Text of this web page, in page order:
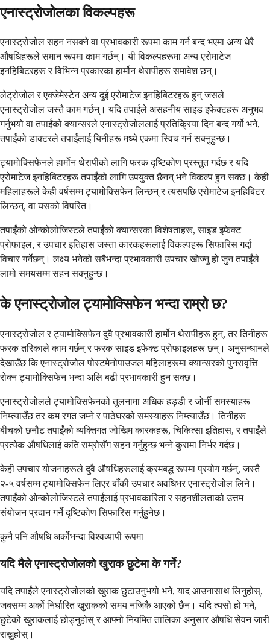
एनास्ट्रोजोलका विकल्पहरू
एनास्ट्रोजोल सहन नसक्ने वा प्रभावकारी रूपमा काम गर्न बन्द भएमा अन्य धेरै
औषधिहरूले समान रूपमा काम गर्छन्। यी विकल्पहरूमा अन्य एरोमाटेज
इनहिबिटरहरू र विभिन्न प्रकारका हार्मोन थेरापीहरू समावेश छन्।
लेट्रोजोल र एक्जेमेस्टेन अन्य दुई एरोमाटेज इनहिबिटरहरू हुन् जसले
एनास्ट्रोजोल जस्तै काम गर्छन्। यदि तपाईंले असहनीय साइड इफेक्टहरू अनुभव
गर्नुभयो वा तपाईंको क्यान्सरले एनास्ट्रोजोललाई प्रतिक्रिया दिन बन्द गर्यो भने,
तपाईंको डाक्टरले तपाईंलाई यिनीहरू मध्ये एकमा स्विच गर्न सक्नुहुन्छ।
ट्यामोक्सिफेनले हार्मोन थेरापीको लागि फरक दृष्टिकोण प्रस्तुत गर्दछ र यदि
एरोमाटेज इनहिबिटरहरू तपाईंको लागि उपयुक्त छैनन् भने विकल्प हुन सक्छ। केही
महिलाहरूले केही वर्षसम्म ट्यामोक्सिफेन लिन्छन् र त्यसपछि एरोमाटेज इनहिबिटर
लिन्छन्, वा यसको विपरित।
तपाईंको ओन्कोलोजिस्टले तपाईंको क्यान्सरका विशेषताहरू, साइड इफेक्ट
प्रोफाइल, र उपचार इतिहास जस्ता कारकहरूलाई विकल्पहरू सिफारिस गर्दा
विचार गर्नेछन्। लक्ष्य भनेको सबैभन्दा प्रभावकारी उपचार खोज्नु हो जुन तपाईंले
लामो समयसम्म सहन सक्नुहुन्छ।
के एनास्ट्रोजोल ट्यामोक्सिफेन भन्दा राम्रो छ?
एनास्ट्रोजोल र ट्यामोक्सिफेन दुवै प्रभावकारी हार्मोन थेरापीहरू हुन्, तर तिनीहरू
फरक तरिकाले काम गर्छन् र फरक साइड इफेक्ट प्रोफाइलहरू छन्। अनुसन्धानले
देखाउँछ कि एनास्ट्रोजोल पोस्टमेनोपाउजल महिलाहरूमा क्यान्सरको पुनरावृत्ति
रोक्न ट्यामोक्सिफेन भन्दा अलि बढी प्रभावकारी हुन सक्छ।
एनास्ट्रोजोलले ट्यामोक्सिफेनको तुलनामा अधिक हड्डी र जोर्नी समस्याहरू
निम्त्याउँछ तर कम रगत जम्ने र पाठेघरको समस्याहरू निम्त्याउँछ। तिनीहरू
बीचको छनौट तपाईंको व्यक्तिगत जोखिम कारकहरू, चिकित्सा इतिहास, र तपाईंले
प्रत्येक औषधिलाई कति राम्रोसँग सहन गर्नुहुन्छ भन्ने कुरामा निर्भर गर्दछ।
केही उपचार योजनाहरूले दुवै औषधिहरूलाई क्रमबद्ध रूपमा प्रयोग गर्छन्, जस्तै
२-५ वर्षसम्म ट्यामोक्सिफेन लिएर बाँकी उपचार अवधिभर एनास्ट्रोजोल लिने।
तपाईंको ओन्कोलोजिस्टले तपाईंलाई प्रभावकारिता र सहनशीलताको उत्तम
संयोजन प्रदान गर्ने दृष्टिकोण सिफारिस गर्नुहुनेछ।
कुनै पनि औषधि अर्कोभन्दा विश्वव्यापी रूपमा
यदि मैले एनास्ट्रोजोलको खुराक छुटेमा के गर्ने?
यदि तपाईंले एनास्ट्रोजोलको खुराक छुटाउनुभयो भने, याद आउनासाथ लिनुहोस्,
जबसम्म अर्को निर्धारित खुराकको समय नजिकै आएको छैन। यदि त्यसो हो भने,
छुटेको खुराकलाई छोड्नुहोस् र आफ्नो नियमित तालिका अनुसार औषधि सेवन जारी
राख्नुहोस्।